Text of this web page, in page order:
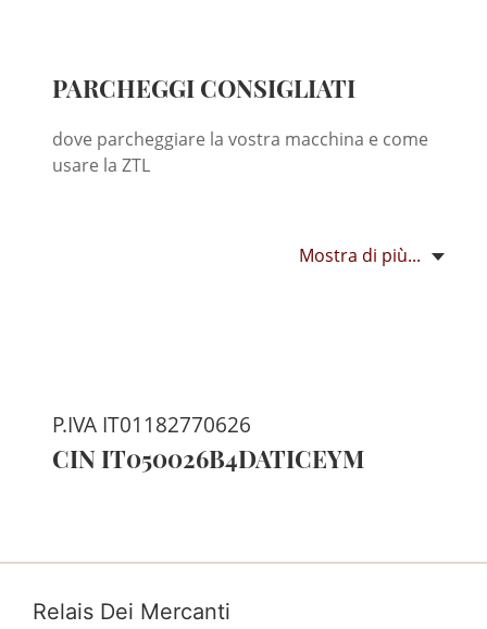
PARCHEGGI CONSIGLIATI
dove parcheggiare la vostra macchina e come
usare la ZTL
Mostra di più...
P.IVA IT01182770626
CIN IT050026B4DATICEYM
Relais Dei Mercanti